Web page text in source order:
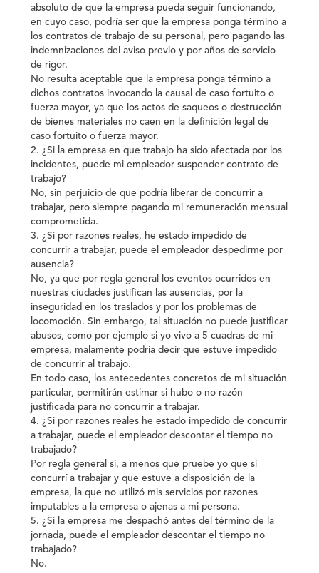
absoluto de que la empresa pueda seguir funcionando,
en cuyo caso, podría ser que la empresa ponga término a
los contratos de trabajo de su personal, pero pagando las
indemnizaciones del aviso previo y por años de servicio
de rigor.
No resulta aceptable que la empresa ponga término a
dichos contratos invocando la causal de caso fortuito o
fuerza mayor, ya que los actos de saqueos o destrucción
de bienes materiales no caen en la definición legal de
caso fortuito o fuerza mayor.
2. ¿Si la empresa en que trabajo ha sido afectada por los
incidentes, puede mi empleador suspender contrato de
trabajo?
No, sin perjuicio de que podría liberar de concurrir a
trabajar, pero siempre pagando mi remuneración mensual
comprometida.
3. ¿Si por razones reales, he estado impedido de
concurrir a trabajar, puede el empleador despedirme por
ausencia?
No, ya que por regla general los eventos ocurridos en
nuestras ciudades justifican las ausencias, por la
inseguridad en los traslados y por los problemas de
locomoción. Sin embargo, tal situación no puede justificar
abusos, como por ejemplo si yo vivo a 5 cuadras de mi
empresa, malamente podría decir que estuve impedido
de concurrir al trabajo.
En todo caso, los antecedentes concretos de mi situación
particular, permitirán estimar si hubo o no razón
justificada para no concurrir a trabajar.
4. ¿Si por razones reales he estado impedido de concurrir
a trabajar, puede el empleador descontar el tiempo no
trabajado?
Por regla general sí, a menos que pruebe yo que sí
concurrí a trabajar y que estuve a disposición de la
empresa, la que no utilizó mis servicios por razones
imputables a la empresa o ajenas a mi persona.
5. ¿Si la empresa me despachó antes del término de la
jornada, puede el empleador descontar el tiempo no
trabajado?
No.